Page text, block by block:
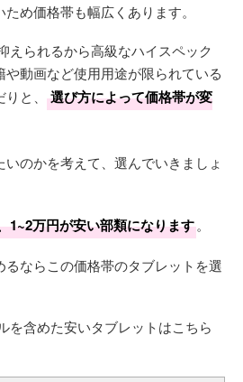
め価格帯も幅広くあります。
えられるから高級なハイスペック
動画など使用用途が限られている
と、
選び方によって価格帯が変
のかを考えて、選んでいきましょ
1~2万円が安い部類になります。
ならこの価格帯のタブレットを選
を含めた安いタブレットはこちら